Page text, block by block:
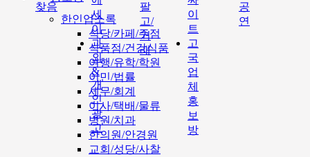
한인업소록
식당/카페/주점
식품점/건강식품
여행/유학/학원
이민/법률
세무/회계
이사/택배/물류
병원/치과
한의원/안경원
교회/성당/사찰
찾음
세
이
과
외
&
개
인
광
고
팔
고/
거
래
이
트
고
국
업
체
홍
보
방
공
연